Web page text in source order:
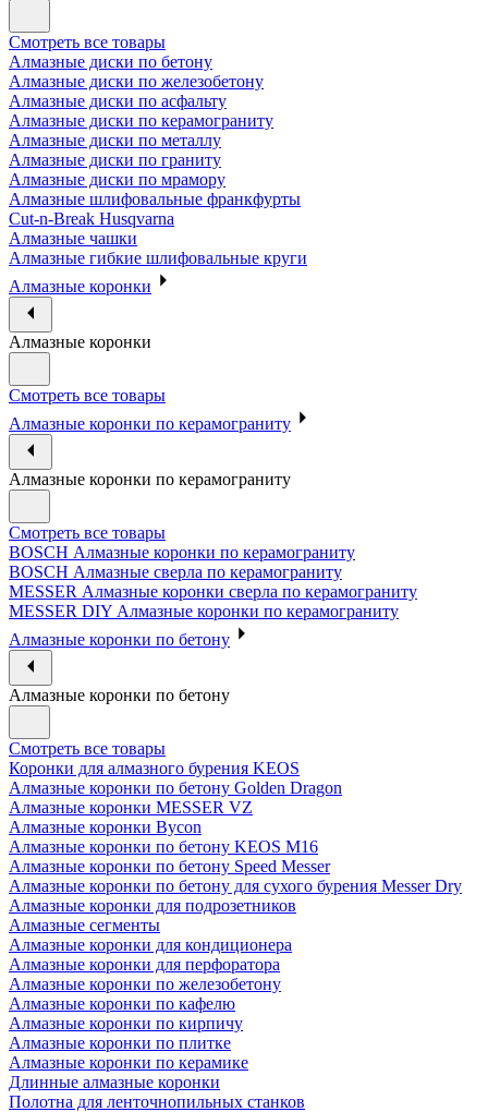
Смотреть все товары
Алмазные диски по бетону
Алмазные диски по железобетону
Алмазные диски по асфальту
Алмазные диски по керамограниту
Алмазные диски по металлу
Алмазные диски по граниту
Алмазные диски по мрамору
Алмазные шлифовальные франкфурты
Cut-n-Break Husqvarna
Алмазные чашки
Алмазные гибкие шлифовальные круги
Алмазные коронки
Алмазные коронки
Смотреть все товары
Алмазные коронки по керамограниту
Алмазные коронки по керамограниту
Смотреть все товары
BOSCH Алмазные коронки по керамограниту
BOSCH Алмазные сверла по керамограниту
MESSER Алмазные коронки сверла по керамограниту
MESSER DIY Алмазные коронки по керамограниту
Алмазные коронки по бетону
Алмазные коронки по бетону
Смотреть все товары
Коронки для алмазного бурения KEOS
Алмазные коронки по бетону Golden Dragon
Алмазные коронки MESSER VZ
Алмазные коронки Bycon
Алмазные коронки по бетону KEOS M16
Алмазные коронки по бетону Speed Messer
Алмазные коронки по бетону для сухого бурения Messer Dry
Алмазные коронки для подрозетников
Алмазные сегменты
Алмазные коронки для кондиционера
Алмазные коронки для перфоратора
Алмазные коронки по железобетону
Алмазные коронки по кафелю
Алмазные коронки по кирпичу
Алмазные коронки по плитке
Алмазные коронки по керамике
Длинные алмазные коронки
Полотна для ленточнопильных станков